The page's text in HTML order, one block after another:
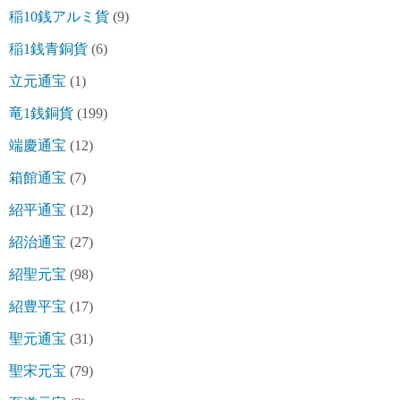
稲10銭アルミ貨 (9)
稲1銭青銅貨 (6)
立元通宝 (1)
竜1銭銅貨 (199)
端慶通宝 (12)
箱館通宝 (7)
紹平通宝 (12)
紹治通宝 (27)
紹聖元宝 (98)
紹豊平宝 (17)
聖元通宝 (31)
聖宋元宝 (79)